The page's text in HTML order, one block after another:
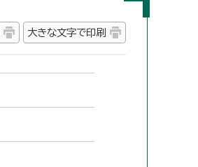
大きな文字で印刷